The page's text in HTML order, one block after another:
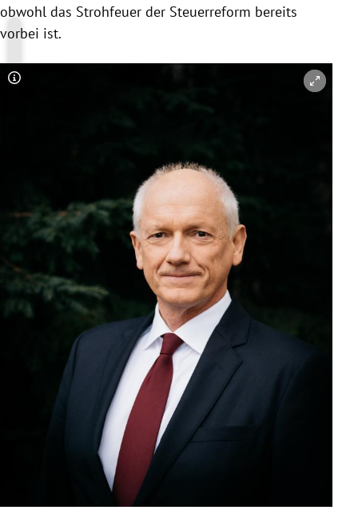
obwohl das Strohfeuer der Steuerreform bereits
vorbei ist.
Copyright-Hinweis öffnen/schließen